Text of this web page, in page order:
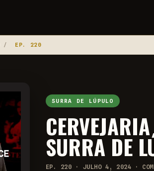
/ EP. 220
SURRA DE LÚPULO
SURRA DE
EP. 220 · JULHO 4, 2024 · COM